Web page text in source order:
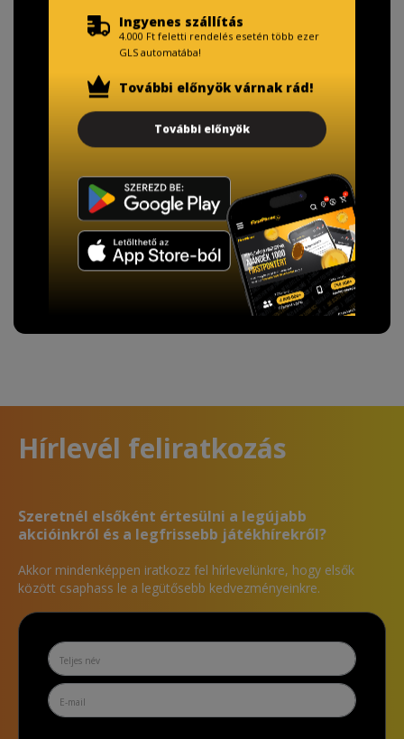
TISZTELT VÁSÁRLÓNK!
Fizetésnél kérje az ingyenes adattörlő kódot
adatainak biztonsága érdekében!
A Kormány döntése alapján a kereskedő minden tartós
adathordozó termék vásárlásakor köteles ingyenes
adattörlő kódot biztosítani.
További információ
Hírlevél feliratkozás
Szeretnél elsőként értesülni a legújabb
akcióinkról és a legfrissebb játékhírekről?
Akkor mindenképpen iratkozz fel hírlevelünkre, hogy elsők
között csaphass le a legütősebb kedvezményeinkre.
Ingyenes szállítás
4.000 Ft feletti rendelés esetén több ezer
GLS automatába!
További előnyök várnak rád!
További előnyök